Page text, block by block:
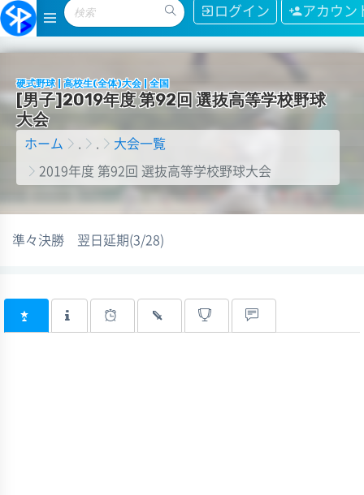
ログイン アカウン
硬式野球 | 高校生(全体)大会 | 全国
[男子] 2019年度第92回 選抜高等学校野球
大会
ホーム 大会一覧
2019年度 第92回 選抜高等学校野球大会